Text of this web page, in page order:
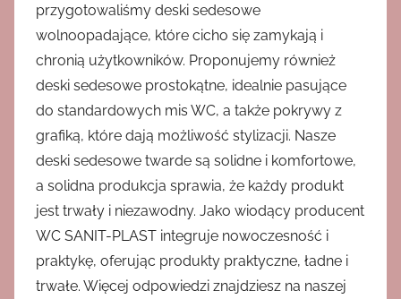
przygotowaliśmy deski sedesowe
wolnoopadające, które cicho się zamykają i
chronią użytkowników. Proponujemy również
deski sedesowe prostokątne, idealnie pasujące
do standardowych mis WC, a także pokrywy z
grafiką, które dają możliwość stylizacji. Nasze
deski sedesowe twarde są solidne i komfortowe,
a solidna produkcja sprawia, że każdy produkt
jest trwały i niezawodny. Jako wiodący producent
WC SANIT-PLAST integruje nowoczesność i
praktykę, oferując produkty praktyczne, ładne i
trwałe. Więcej odpowiedzi znajdziesz na naszej